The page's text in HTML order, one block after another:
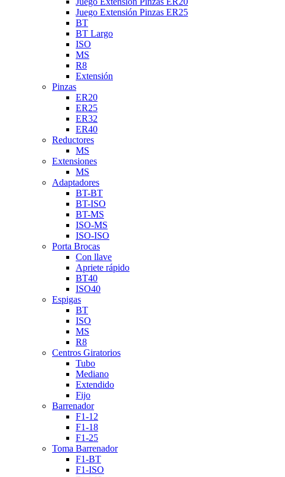
Juego Extensión Pinzas ER25
BT
BT Largo
ISO
MS
R8
Extensión
Pinzas
ER20
ER25
ER32
ER40
Reductores
MS
Extensiones
MS
Adaptadores
BT-BT
BT-ISO
BT-MS
ISO-MS
ISO-ISO
Porta Brocas
Con llave
Apriete rápido
BT40
ISO40
Espigas
BT
ISO
MS
R8
Centros Giratorios
Tubo
Mediano
Extendido
Fijo
Barrenador
F1-12
F1-18
F1-25
Toma Barrenador
F1-BT
F1-ISO